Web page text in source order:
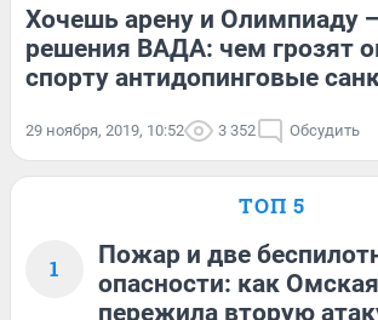
Хочешь арену и Олимпиаду
решения ВАДА: чем грозят
спорту антидопинговые
29 ноября, 2019, 10:52 3 352 Обсудить
ТОП 5
1
Пожар и две
опасности: как
пережила вторую